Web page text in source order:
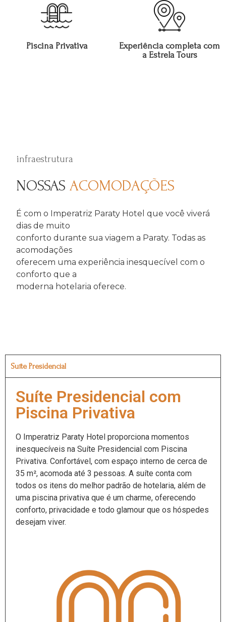
Piscina Privativa
Experiência completa com
a Estrela Tours
infraestrutura
NOSSAS ACOMODAÇÕES
É com o Imperatriz Paraty Hotel que você viverá
dias de muito
conforto durante sua viagem a Paraty. Todas as
acomodações
oferecem uma experiência inesquecível com o
conforto que a
moderna hotelaria oferece.
Suíte Presidencial
Suíte Presidencial com
Piscina Privativa
O Imperatriz Paraty Hotel proporciona momentos
inesquecíveis na Suíte Presidencial com Piscina
Privativa. Confortável, com espaço interno de cerca de
35 m², acomoda até 3 pessoas. A suíte conta com
todos os itens do melhor padrão de hotelaria, além de
uma piscina privativa que é um charme, oferecendo
conforto, privacidade e todo glamour que os hóspedes
desejam viver.